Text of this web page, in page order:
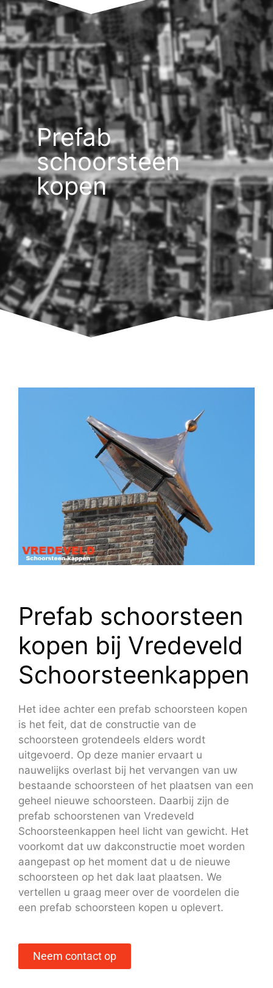
Prefab
schoorsteen
kopen
Prefab schoorsteen
kopen bij Vredeveld
Schoorsteenkappen
Het idee achter een prefab schoorsteen kopen
is het feit, dat de constructie van de
schoorsteen grotendeels elders wordt
uitgevoerd. Op deze manier ervaart u
nauwelijks overlast bij het vervangen van uw
bestaande schoorsteen of het plaatsen van een
geheel nieuwe schoorsteen. Daarbij zijn de
prefab schoorstenen van Vredeveld
Schoorsteenkappen heel licht van gewicht. Het
voorkomt dat uw dakconstructie moet worden
aangepast op het moment dat u de nieuwe
schoorsteen op het dak laat plaatsen. We
vertellen u graag meer over de voordelen die
een prefab schoorsteen kopen u oplevert.
Neem contact op